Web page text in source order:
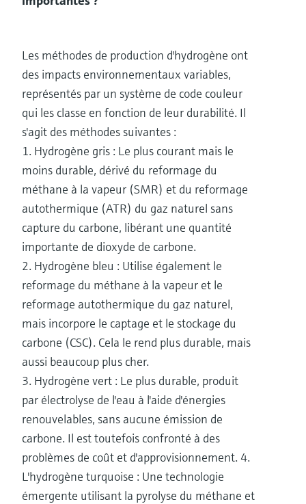
Les méthodes de production d'hydrogène ont
des impacts environnementaux variables,
représentés par un système de code couleur
qui les classe en fonction de leur durabilité. Il
s'agit des méthodes suivantes :
1. Hydrogène gris : Le plus courant mais le
moins durable, dérivé du reformage du
méthane à la vapeur (SMR) et du reformage
autothermique (ATR) du gaz naturel sans
capture du carbone, libérant une quantité
importante de dioxyde de carbone.
2. Hydrogène bleu : Utilise également le
reformage du méthane à la vapeur et le
reformage autothermique du gaz naturel,
mais incorpore le captage et le stockage du
carbone (CSC). Cela le rend plus durable, mais
aussi beaucoup plus cher.
3. Hydrogène vert : Le plus durable, produit
par électrolyse de l'eau à l'aide d'énergies
renouvelables, sans aucune émission de
carbone. Il est toutefois confronté à des
problèmes de coût et d'approvisionnement. 4.
L'hydrogène turquoise : Une technologie
émergente utilisant la pyrolyse du méthane et